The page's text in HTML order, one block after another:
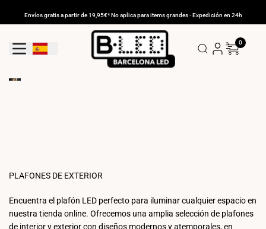
Envíos gratis a partir de 19,95€* No aplica para items grandes - Expedición en 24h
Geolocation Button: España
0
PLAFONES DE EXTERIOR
Encuentra el plafón LED perfecto para iluminar cualquier espacio en
nuestra tienda online. Ofrecemos una amplia selección de plafones
de interior y exterior con diseños modernos y atemporales, en